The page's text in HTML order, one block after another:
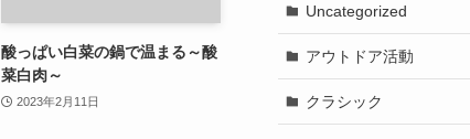
酸っぱい白菜の鍋で温まる～酸
菜白肉～
2023年2月11日
Uncategorized
アウトドア活動
クラシック